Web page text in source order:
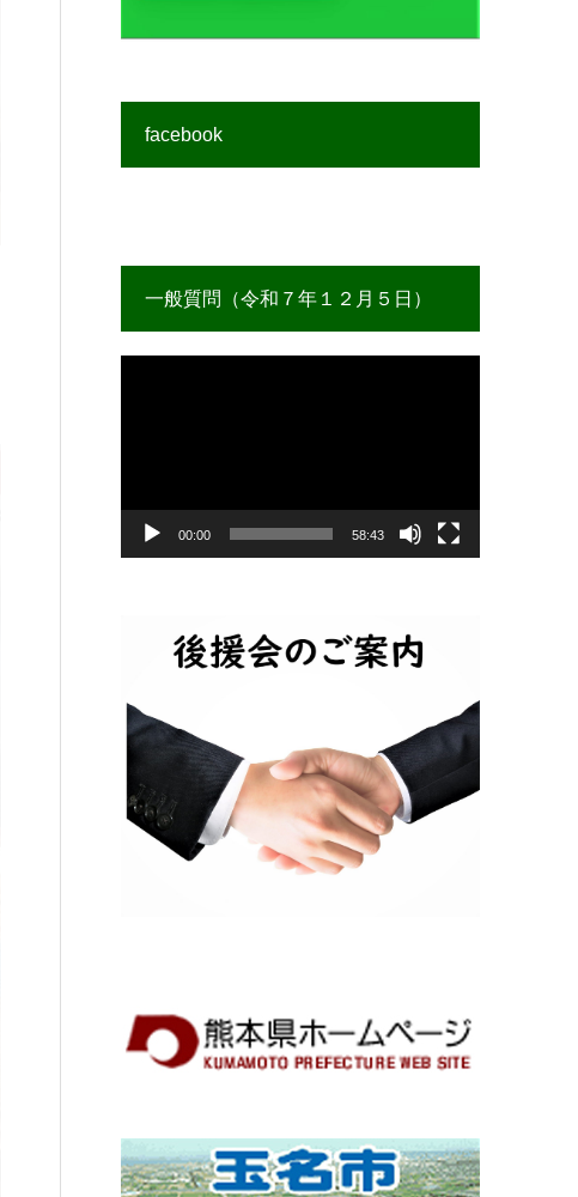
facebook
一般質問（令和７年１２月５日）
00:00 58:43